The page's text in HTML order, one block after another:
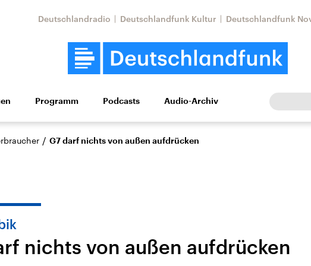
Deutschlandradio Deutschlandfunk Kultur Deutschlandfunk
Wirtschaft Wissen Kultur Europa
Musik
USA
Nahostkonflikt
Iran
Programm Podcasts Audio-Archiv
/ G7 darf nichts von außen aufdrücken
nichts von außen aufdrücken